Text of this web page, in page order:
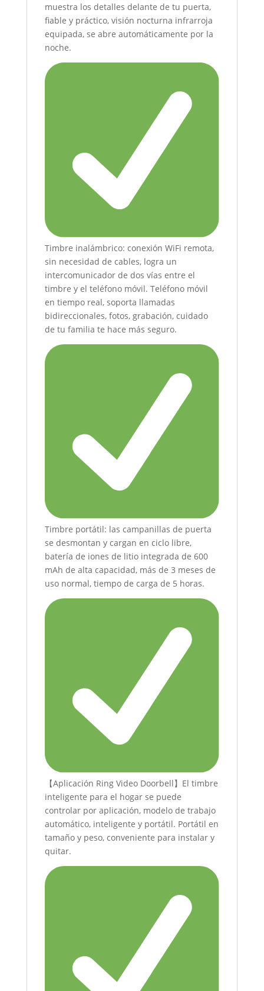
muestra los detalles delante de tu puerta,
fiable y práctico, visión nocturna infrarroja
equipada, se abre automáticamente por la
noche.
Timbre inalámbrico: conexión WiFi remota,
sin necesidad de cables, logra un
intercomunicador de dos vías entre el
timbre y el teléfono móvil. Teléfono móvil
en tiempo real, soporta llamadas
bidireccionales, fotos, grabación, cuidado
de tu familia te hace más seguro.
Timbre portátil: las campanillas de puerta
se desmontan y cargan en ciclo libre,
batería de iones de litio integrada de 600
mAh de alta capacidad, más de 3 meses de
uso normal, tiempo de carga de 5 horas.
【Aplicación Ring Video Doorbell】El timbre
inteligente para el hogar se puede
controlar por aplicación, modelo de trabajo
automático, inteligente y portátil. Portátil en
tamaño y peso, conveniente para instalar y
quitar.